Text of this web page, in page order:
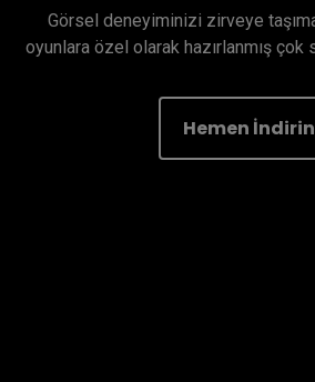
Görsel deneyiminizi zirveye
oyunlara özel olarak hazırlanmış çok
Hemen İndirin